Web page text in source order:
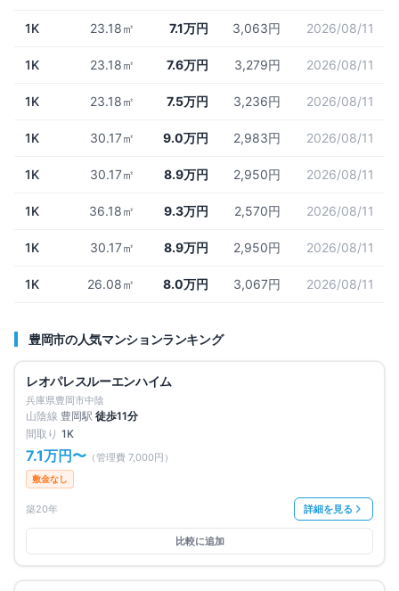
1K 23.18㎡ 7.1万円 3,063円 2026/08/11
1K 23.18㎡ 7.6万円 3,279円 2026/08/11
1K 23.18㎡ 7.5万円 3,236円 2026/08/11
1K 30.17㎡ 9.0万円 2,983円 2026/08/11
1K 30.17㎡ 8.9万円 2,950円 2026/08/11
1K 36.18㎡ 9.3万円 2,570円 2026/08/11
1K 30.17㎡ 8.9万円 2,950円 2026/08/11
1K 26.08㎡ 8.0万円 3,067円 2026/08/11
豊岡市の人気マンションランキング
仲介手数料無料
レオパレスルーエンハイム
兵庫県豊岡市中陰
山陰線 豊岡駅 徒歩11分
間取り 1K
7.1万円 〜 （管理費 7,000円 ）
敷金なし
築20年 詳細を見る
比較に追加